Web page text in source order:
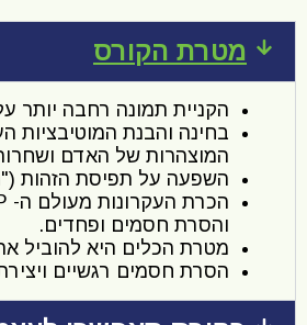
מטרת הקורס
הקניית תמונה רחבה יותר
בחינה והבנת המוטיבציות
המוצהרות של האדם
השפעה על תפיסת הזהות
והסרת חסמים ופחדים.
מטרת הכלים היא להוביל
הסרת חסמים רגשיים